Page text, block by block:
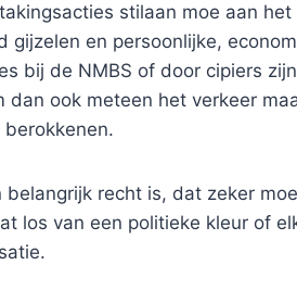
stilaan moe aan
en persoonlijke,
bij de NMBS of door cipiers
dan ook meteen het verkeer
recht is, dat zeker
los van een politieke kleur of